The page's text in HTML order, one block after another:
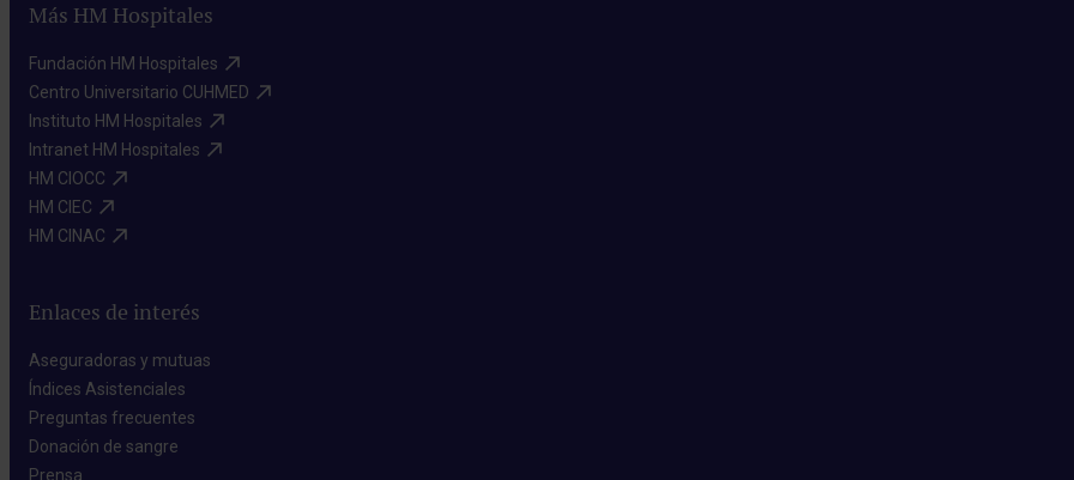
Más HM Hospitales
Fundación HM Hospitales​
Centro Universitario CUHMED​
Instituto HM Hospitales​
Intranet HM Hospitales​
HM CIOCC​
HM CIEC​
HM CINAC​
Enlaces de interés
Aseguradoras y mutuas​
Índices Asistenciales​
Preguntas frecuentes​
Donación de sangre​
Prensa​